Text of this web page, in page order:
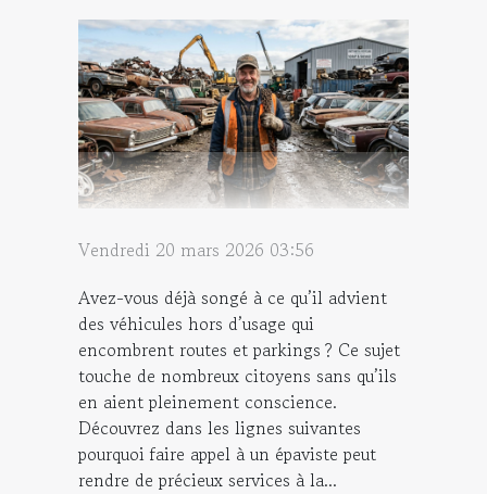
Vendredi 20 mars 2026 03:56
Avez-vous déjà songé à ce qu’il advient
des véhicules hors d’usage qui
encombrent routes et parkings ? Ce sujet
touche de nombreux citoyens sans qu’ils
en aient pleinement conscience.
Découvrez dans les lignes suivantes
pourquoi faire appel à un épaviste peut
rendre de précieux services à la...